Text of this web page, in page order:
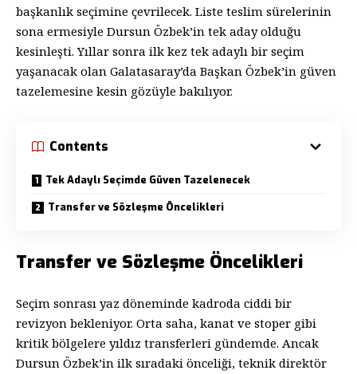
başkanlık seçimine çevrilecek. Liste teslim sürelerinin
sona ermesiyle Dursun Özbek’in tek aday olduğu
kesinleşti. Yıllar sonra ilk kez tek adaylı bir seçim
yaşanacak olan Galatasaray’da Başkan Özbek’in güven
tazelemesine kesin gözüyle bakılıyor.
Contents
Tek Adaylı Seçimde Güven Tazelenecek
Transfer ve Sözleşme Öncelikleri
Transfer ve Sözleşme Öncelikleri
Seçim sonrası yaz döneminde kadroda ciddi bir
revizyon bekleniyor. Orta saha, kanat ve stoper gibi
kritik bölgelere yıldız transferleri gündemde. Ancak
Dursun Özbek’in ilk sıradaki önceliği, teknik direktör